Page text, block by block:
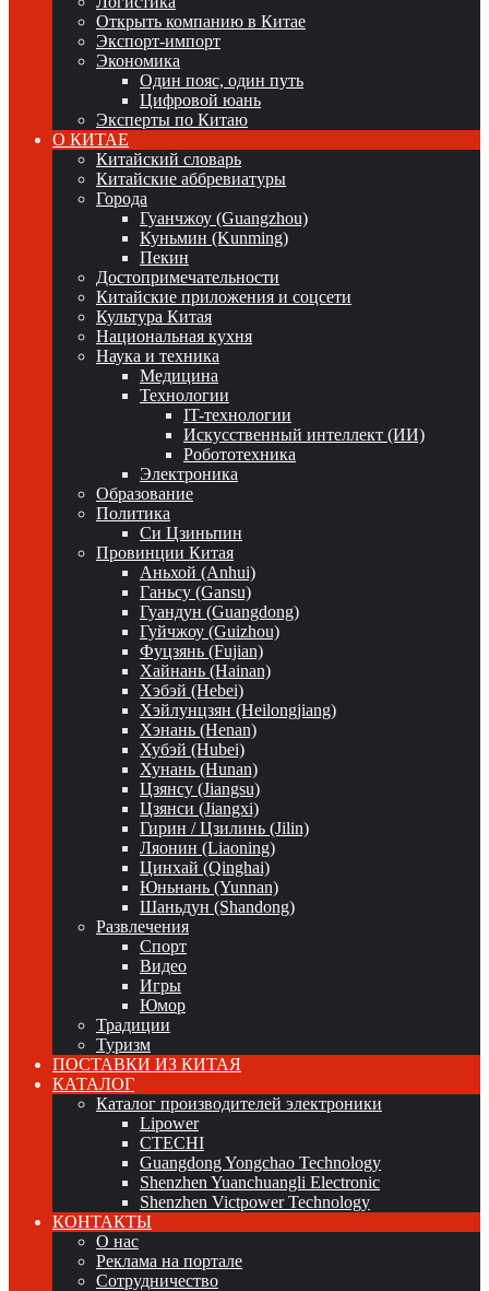
Открыть компанию в Китае
Экспорт-импорт
Экономика
Один пояс, один путь
Цифровой юань
Эксперты по Китаю
О КИТАЕ
Китайский словарь
Китайские аббревиатуры
Города
Гуанчжоу (Guangzhou)
Куньмин (Kunming)
Пекин
Достопримечательности
Китайские приложения и соцсети
Культура Китая
Национальная кухня
Наука и техника
Медицина
Технологии
IT-технологии
Искусственный интеллект (ИИ)
Робототехника
Электроника
Образование
Политика
Си Цзиньпин
Провинции Китая
Аньхой (Anhui)
Ганьсу (Gansu)
Гуандун (Guangdong)
Гуйчжоу (Guizhou)
Фуцзянь (Fujian)
Хайнань (Hainan)
Хэбэй (Hebei)
Хэйлунцзян (Heilongjiang)
Хэнань (Henan)
Хубэй (Hubei)
Хунань (Hunan)
Цзянсу (Jiangsu)
Цзянси (Jiangxi)
Гирин / Цзилинь (Jilin)
Ляонин (Liaoning)
Цинхай (Qinghai)
Юньнань (Yunnan)
Шаньдун (Shandong)
Развлечения
Спорт
Видео
Игры
Юмор
Традиции
Туризм
ПОСТАВКИ ИЗ КИТАЯ
КАТАЛОГ
Каталог производителей электроники
Lipower
CTECHI
Guangdong Yongchao Technology
Shenzhen Yuanchuangli Electronic
Shenzhen Victpower Technology
КОНТАКТЫ
О нас
Реклама на портале
Сотрудничество